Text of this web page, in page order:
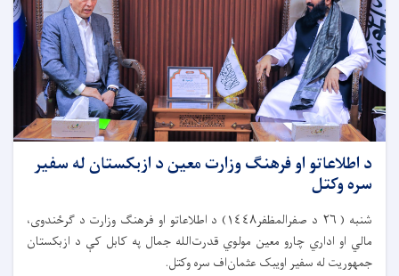
د اطلاعاتو او فرهنګ وزارت معین د ازبکستان له سفیر
سره وکتل
شنبه ( ٢٦ د صفرالمظفر١٤٤٨) د اطلاعاتو او فرهنګ وزارت د ګرځندوی،
مالي او اداري چارو معین مولوي قدرت‌الله جمال په کابل کې د ازبکستان
جمهوریت له سفیر اویبک عثمان‌اف سره وکتل.